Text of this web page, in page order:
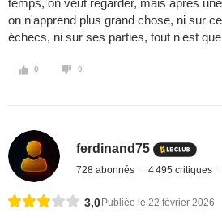
temps, on veut regarder, mais après
on n'apprend plus grand chose, ni sur
échecs, ni sur ses parties, tout n'est
0 0
ferdinand75
728 abonnés 4 495 critiques
3,0 Publiée le 22 février 2026